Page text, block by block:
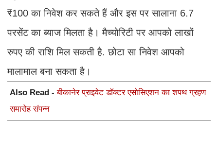
₹100 का निवेश कर सकते हैं और इस पर सालाना 6.7
परसेंट का ब्याज मिलता है। मैच्योरिटी पर आपको लाखों
रुपए की राशि मिल सकती है. छोटा सा निवेश आपको
मालामाल बना सकता है।
Also Read -बीकानेर प्राइवेट डॉक्टर एसोसिएशन का शपथ ग्रहण
समारोह संपन्न